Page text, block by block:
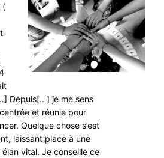
(
Depuis[…] je me sens
et réunie pour
Quelque chose s’est
laissant place à une
élan vital. Je conseille ce